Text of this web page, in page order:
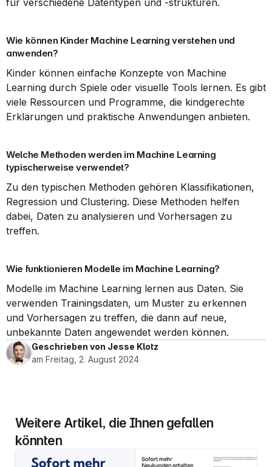
für verschiedene Datentypen und -strukturen.
Wie können Kinder Machine Learning verstehen und
anwenden?
Kinder können einfache Konzepte von Machine
Learning durch Spiele oder visuelle Tools lernen. Es gibt
viele Ressourcen und Programme, die kindgerechte
Erklärungen und praktische Anwendungen anbieten.
Welche Methoden werden im Machine Learning
typischerweise verwendet?
Zu den typischen Methoden gehören Klassifikationen,
Regression und Clustering. Diese Methoden helfen
dabei, Daten zu analysieren und Vorhersagen zu
treffen.
Wie funktionieren Modelle im Machine Learning?
Modelle im Machine Learning lernen aus Daten. Sie
verwenden Trainingsdaten, um Muster zu erkennen
und Vorhersagen zu treffen, die dann auf neue,
unbekannte Daten angewendet werden können.
Geschrieben von Jesse Klotz
am Freitag, 2. August 2024
Weitere Artikel, die Ihnen gefallen
könnten